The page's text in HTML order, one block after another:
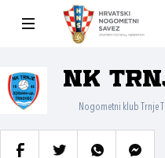
NK
Nogometni klub Trnje